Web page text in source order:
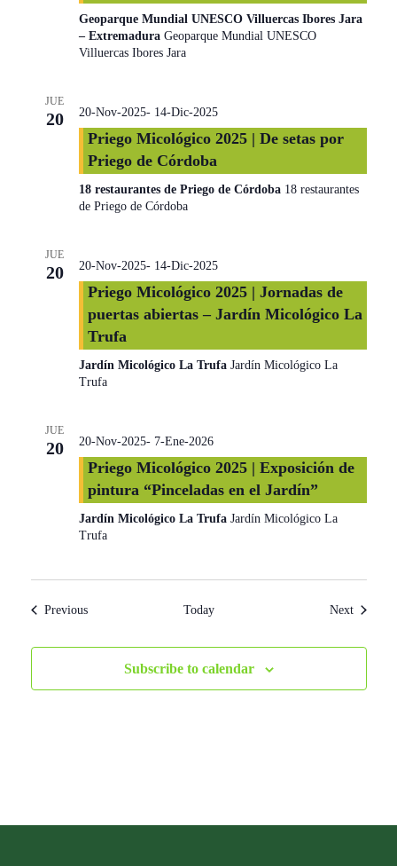
Geoparque Mundial UNESCO Villuercas Ibores Jara
– Extremadura Geoparque Mundial UNESCO
Villuercas Ibores Jara
JUE
20 20-Nov-2025- 14-Dic-2025
Priego Micológico 2025 | De setas por
Priego de Córdoba
18 restaurantes de Priego de Córdoba 18 restaurantes
de Priego de Córdoba
JUE
20 20-Nov-2025- 14-Dic-2025
Priego Micológico 2025 | Jornadas de
puertas abiertas – Jardín Micológico La
Trufa
Jardín Micológico La Trufa Jardín Micológico La
Trufa
JUE
20 20-Nov-2025- 7-Ene-2026
Priego Micológico 2025 | Exposición de
pintura “Pinceladas en el Jardín”
Jardín Micológico La Trufa Jardín Micológico La
Trufa
PreviousEvents Today NextEvents
Subscribe to calendar